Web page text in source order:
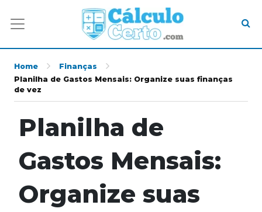
Home
Finanças
Planilha de Gastos Mensais: Organize suas finanças
de vez
Planilha de
Gastos Mensais:
Organize suas